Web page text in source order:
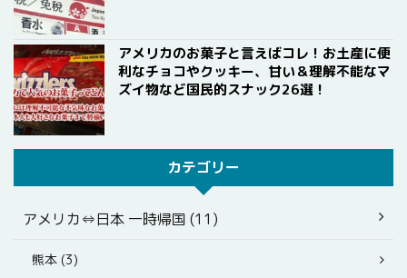
アメリカのお菓子と言えばコレ！お土産に便
利なチョコやクッキー、甘い＆理解不能なマ
ズイ物など国民的スナック26選！
カテゴリー
アメリカ⇔日本 一時帰国 (11)
熊本 (3)